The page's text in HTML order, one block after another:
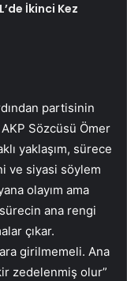
İkinci Kez
partisinin
AKP Sözcüsü Ömer
yaklaşım, sürece
ve siyasi söylem
olayım ama
ana rengi
çıkar.
girilmemeli. Ana
zedelenmiş olur”